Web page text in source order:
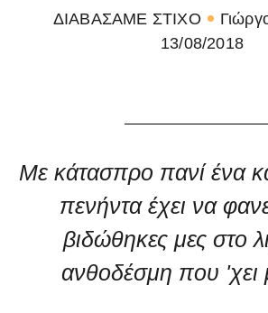
ΔΙΑΒΑΣΑΜΕ ΣΤΙΧΟ
13/08/2018
Με κάτασπρο πανί ένα
πενήντα έχει να
βιδώθηκες μες στο
ανθοδέσμη που 'χει